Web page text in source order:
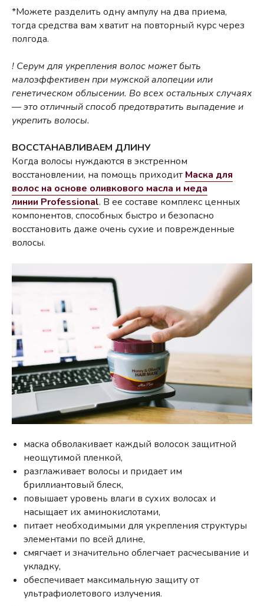
*Можете разделить одну ампулу на два приема,
тогда средства вам хватит на повторный курс через
полгода.
! Серум для укрепления волос может быть
малоэффективен при мужской алопеции или
генетическом облысении. Во всех остальных случаях
— это отличный способ предотвратить выпадение и
укрепить волосы.
ВОССТАНАВЛИВАЕМ ДЛИНУ
Когда волосы нуждаются в экстренном
восстановлении, на помощь приходит Маска для
волос на основе оливкового масла и меда
линии Professional. В ее составе комплекс ценных
компонентов, способных быстро и безопасно
восстановить даже очень сухие и поврежденные
волосы.
маска обволакивает каждый волосок защитной
неощутимой пленкой,
разглаживает волосы и придает им
бриллиантовый блеск,
повышает уровень влаги в сухих волосах и
насыщает их аминокислотами,
питает необходимыми для укрепления структуры
элементами по всей длине,
смягчает и значительно облегчает расчесывание и
укладку,
обеспечивает максимальную защиту от
ультрафиолетового излучения.